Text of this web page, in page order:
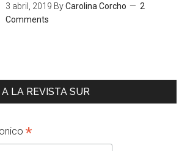
3 abril, 2019 ByCarolina Corcho
2
Comments
LA REVISTA SUR
*